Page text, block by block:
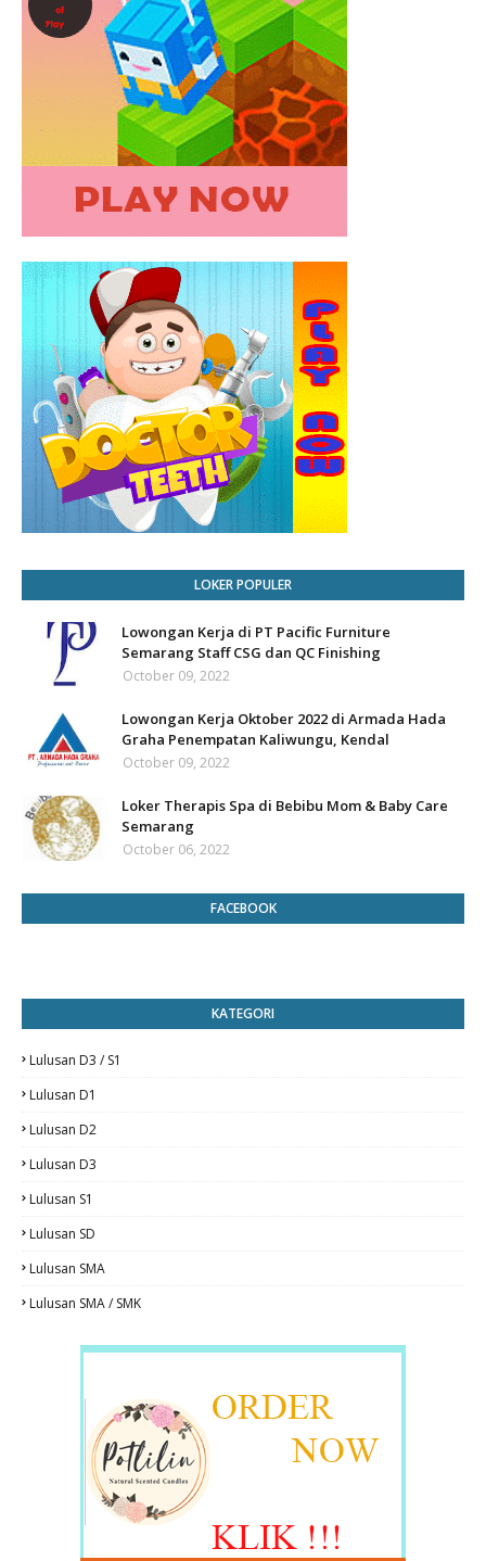
LOKER POPULER
Lowongan Kerja di PT Pacific Furniture
Semarang Staff CSG dan QC Finishing
October 09, 2022
Lowongan Kerja Oktober 2022 di Armada Hada
Graha Penempatan Kaliwungu, Kendal
October 09, 2022
Loker Therapis Spa di Bebibu Mom & Baby Care
Semarang
October 06, 2022
FACEBOOK
KATEGORI
Lulusan D3 / S1
Lulusan D1
Lulusan D2
Lulusan D3
Lulusan S1
Lulusan SD
Lulusan SMA
Lulusan SMA / SMK